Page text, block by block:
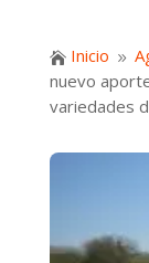
 Inicio 9
nuevo
variedades